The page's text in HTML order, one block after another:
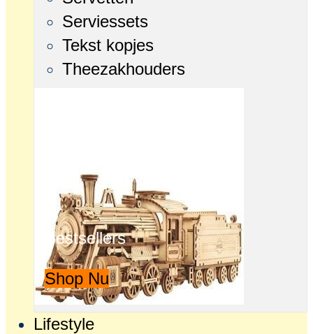
Serviessets
Tekst kopjes
Theezakhouders
Bestsellers
Shop Nu
Lifestyle